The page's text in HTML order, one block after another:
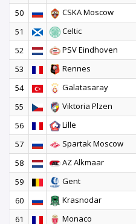
50
CSKA Moscow
51
Celtic
52
PSV Eindhoven
53
Rennes
54
Galatasaray
55
Viktoria Plzen
56
Lille
57
Spartak Moscow
58
AZ Alkmaar
59
Gent
60
Krasnodar
61
Monaco